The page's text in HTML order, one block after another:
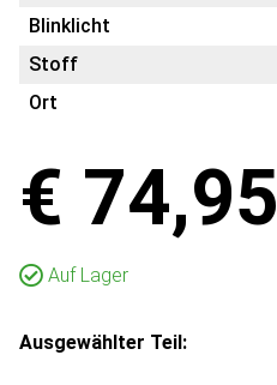
Blinklicht
Stoff
Ort
€ 74,95
Auf Lager
Ausgewählter Teil: